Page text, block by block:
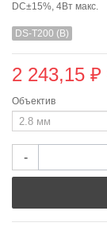
DC±15%, 4Вт макс.
DS-T200 (B)
2 243,15 ₽
Объектив
-